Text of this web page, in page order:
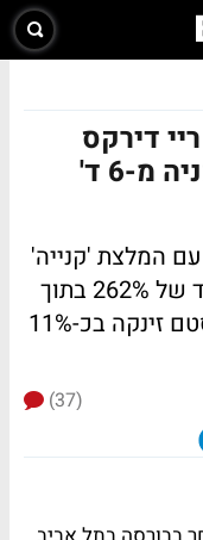
דירקס
מקפיץ את מחיר היעד למניה מ-6 ד'
המלצת 'קנייה'
למנייה, רואה היום במניה אפסייד של 262% בתוך
פלוריסטם זינקה בכ-11%
(37)